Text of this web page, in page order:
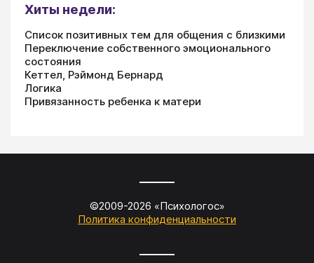
Хиты недели:
Список позитивных тем для общения с близкими
Переключение собственного эмоционального
состояния
Кеттел, Рэймонд Бернард
Логика
Привязанность ребенка к матери
©2009-2026 «Психологос»
Политика конфиденциальности